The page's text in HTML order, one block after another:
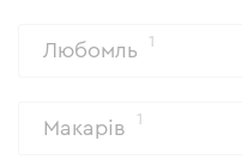
Любомль 1
Макарів 1